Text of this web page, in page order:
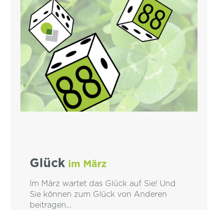
Glückim März
Im März wartet das Glück auf Sie! Und
Sie können zum Glück von Anderen
beitragen…